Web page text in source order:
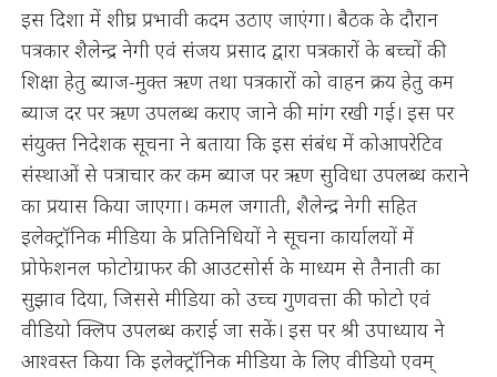
इस दिशा में शीघ्र प्रभावी कदम उठाए जाएंगा। बैठक के दौरान
पत्रकार शैलेन्द्र नेगी एवं संजय प्रसाद द्वारा पत्रकारों के बच्चों की
शिक्षा हेतु ब्याज-मुक्त ऋण तथा पत्रकारों को वाहन क्रय हेतु कम
ब्याज दर पर ऋण उपलब्ध कराए जाने की मांग रखी गई। इस पर
संयुक्त निदेशक सूचना ने बताया कि इस संबंध में कोआपरेटिव
संस्थाओं से पत्राचार कर कम ब्याज पर ऋण सुविधा उपलब्ध कराने
का प्रयास किया जाएगा। कमल जगाती, शैलेन्द्र नेगी सहित
इलेक्ट्रॉनिक मीडिया के प्रतिनिधियों ने सूचना कार्यालयों में
प्रोफेशनल फोटोग्राफर की आउटसोर्स के माध्यम से तैनाती का
सुझाव दिया, जिससे मीडिया को उच्च गुणवत्ता की फोटो एवं
वीडियो क्लिप उपलब्ध कराई जा सकें। इस पर श्री उपाध्याय ने
आश्वस्त किया कि इलेक्ट्रॉनिक मीडिया के लिए वीडियो एवम्